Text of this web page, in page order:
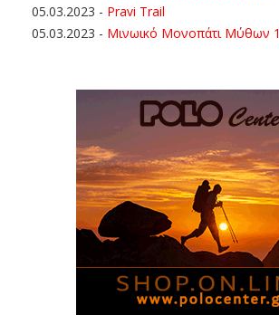
05.03.2023 - Pravi Trail
05.03.2023 - Μινωικό Μονοπάτι Μύθων